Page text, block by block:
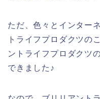
ただ、色々とインター
トライフプロダクツの
ントライフプロダクツ
できました♪